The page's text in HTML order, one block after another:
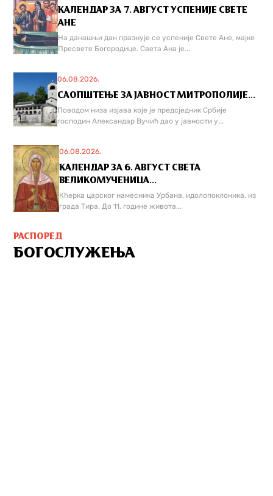
КАЛЕНДАР ЗА 7. АВГУСТ УСПЕНИЈЕ СВЕТЕ
АНЕ
На данашњи дан празнује се успеније Свете Ане, мајке
Пресвете Богородице. Света Ана је...
06.08.2026.
САОПШТЕЊЕ ЗА ЈАВНОСТ МИТРОПОЛИЈЕ...
Поводом низа изјава које је предсједник Србије
господин Александар Вучић дао у јавности у...
06.08.2026.
КАЛЕНДАР ЗА 6. АВГУСТ СВЕТА
ВЕЛИКОМУЧЕНИЦА...
Кћерка царског намесника Урбана, идолопоклоника, из
града Тира. До 11. године живота...
РАСПОРЕД
БОГОСЛУЖЕЊА